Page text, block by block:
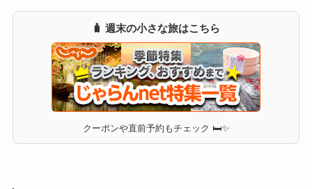
🧳 週末の小さな旅はこちら
クーポンや直前予約もチェック 🛏✨